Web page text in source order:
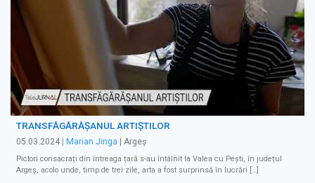
TRANSFĂGĂRĂȘANUL ARTIȘTILOR
05.03.2024 | Marian Jinga | Argeș
Pictori consacrați din întreaga țară s-au întâlnit la Valea cu Pești, în județul
Argeș, acolo unde, timp de trei zile, arta a fost surprinsă în lucrări […]